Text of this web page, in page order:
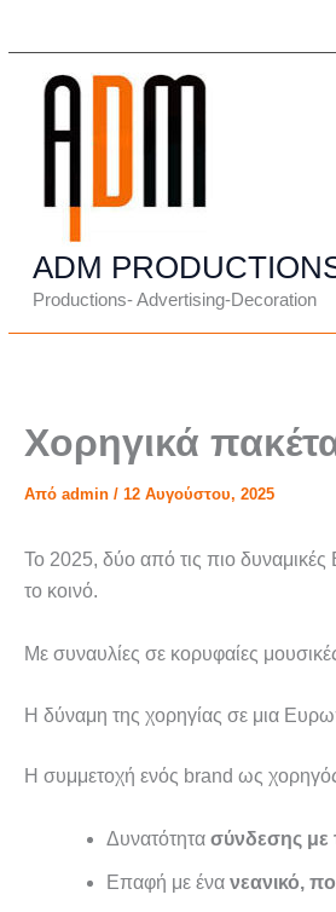
περιεχόμενο
ADM
Productions- Advertising-Decoration
Χορηγικά
Από admin / 12 Αυγούστου, 2025
Το 2025, δύο από τις πιο δυναμικές
το κοινό.
Με συναυλίες σε κορυφαίες
Η δύναμη της χορηγίας σε μια
Η συμμετοχή ενός brand ως χορηγός
Δυνατότητα σύνδεσης με
Επαφή με ένα νεανικό,